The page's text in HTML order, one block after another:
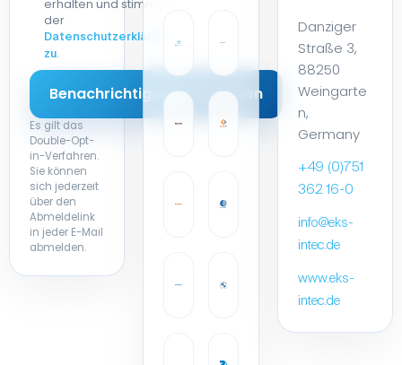
erhalten und stimme
der
Datenschutzerklärung
zu.
Es gilt das
Double-Opt-
in-Verfahren.
Sie können
sich jederzeit
über den
Abmeldelink
in jeder E-Mail
abmelden.
Danziger
Straße 3,
88250
Weingarte
n,
Germany
+49 (0)751
362 16-0
info@eks-
intec.de
www.eks-
intec.de